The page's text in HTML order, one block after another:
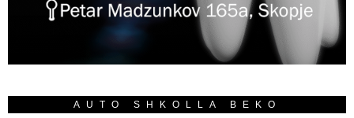
AUTO SHKOLLA BEKO